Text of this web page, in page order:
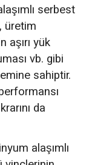
serbest
üretim
yük
vb. gibi
sahiptir.
da
alaşımlı